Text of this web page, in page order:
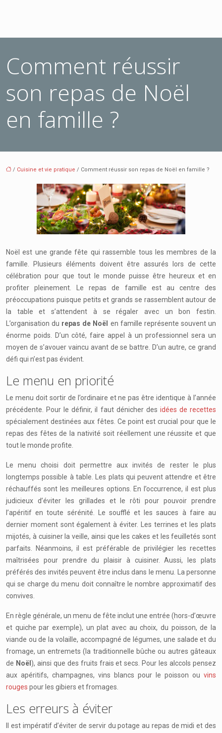
Comment réussir
son repas de Noël
en famille ?
/ Cuisine et vie pratique / Comment réussir son repas de Noël en famille ?
Noël est une grande fête qui rassemble tous les membres de la
famille. Plusieurs éléments doivent être assurés lors de cette
célébration pour que tout le monde puisse être heureux et en
profiter pleinement. Le repas de famille est au centre des
préoccupations puisque petits et grands se rassemblent autour de
la table et s’attendent à se régaler avec un bon festin.
L’organisation du repas de Noël en famille représente souvent un
énorme poids. D’un côté, faire appel à un professionnel sera un
moyen de s’avouer vaincu avant de se battre. D’un autre, ce grand
défi qui n’est pas évident.
Le menu en priorité
Le menu doit sortir de l’ordinaire et ne pas être identique à l’année
précédente. Pour le définir, il faut dénicher des idées de recettes
spécialement destinées aux fêtes. Ce point est crucial pour que le
repas des fêtes de la nativité soit réellement une réussite et que
tout le monde profite.
Le menu choisi doit permettre aux invités de rester le plus
longtemps possible à table. Les plats qui peuvent attendre et être
réchauffés sont les meilleures options. En l’occurrence, il est plus
judicieux d’éviter les grillades et le rôti pour pouvoir prendre
l’apéritif en toute sérénité. Le soufflé et les sauces à faire au
dernier moment sont également à éviter. Les terrines et les plats
mijotés, à cuisiner la veille, ainsi que les cakes et les feuilletés sont
parfaits. Néanmoins, il est préférable de privilégier les recettes
maîtrisées pour prendre du plaisir à cuisiner. Aussi, les plats
préférés des invités peuvent être inclus dans le menu. La personne
qui se charge du menu doit connaître le nombre approximatif des
convives.
En règle générale, un menu de fête inclut une entrée (hors-d’œuvre
et quiche par exemple), un plat avec au choix, du poisson, de la
viande ou de la volaille, accompagné de légumes, une salade et du
fromage, un entremets (la traditionnelle bûche ou autres gâteaux
de Noël ), ainsi que des fruits frais et secs. Pour les alccols pensez
aux apéritifs, champagnes, vins blancs pour le poisson ou vins
rouges pour les gibiers et fromages.
Les erreurs à éviter
Il est impératif d’éviter de servir du potage au repas de midi et des